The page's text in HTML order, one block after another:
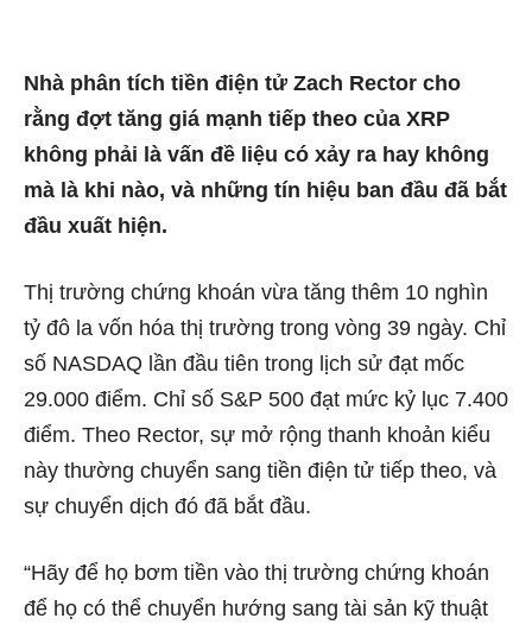
Nhà phân tích tiền điện tử Zach Rector cho
rằng đợt tăng giá mạnh tiếp theo của XRP
không phải là vấn đề liệu có xảy ra hay không
mà là khi nào, và những tín hiệu ban đầu đã bắt
đầu xuất hiện.
Thị trường chứng khoán vừa tăng thêm 10 nghìn
tỷ đô la vốn hóa thị trường trong vòng 39 ngày. Chỉ
số NASDAQ lần đầu tiên trong lịch sử đạt mốc
29.000 điểm. Chỉ số S&P 500 đạt mức kỷ lục 7.400
điểm. Theo Rector, sự mở rộng thanh khoản kiểu
này thường chuyển sang tiền điện tử tiếp theo, và
sự chuyển dịch đó đã bắt đầu.
“Hãy để họ bơm tiền vào thị trường chứng khoán
để họ có thể chuyển hướng sang tài sản kỹ thuật